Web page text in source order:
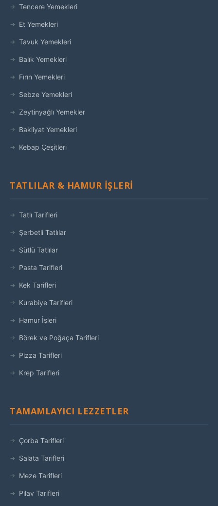
Tencere Yemekleri
Et Yemekleri
Tavuk Yemekleri
Balık Yemekleri
Fırın Yemekleri
Sebze Yemekleri
Zeytinyağlı Yemekler
Bakliyat Yemekleri
Kebap Çeşitleri
TATLILAR & HAMUR İŞLERI
Tatlı Tarifleri
Şerbetli Tatlılar
Sütlü Tatlılar
Pasta Tarifleri
Kek Tarifleri
Kurabiye Tarifleri
Hamur İşleri
Börek ve Poğaça Tarifleri
Pizza Tarifleri
Krep Tarifleri
TAMAMLAYICI LEZZETLER
Çorba Tarifleri
Salata Tarifleri
Meze Tarifleri
Pilav Tarifleri